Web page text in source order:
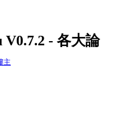
- 各大論
主